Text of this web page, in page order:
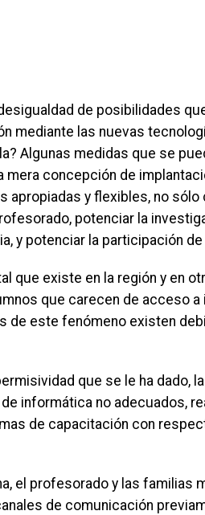
de posibilidades
mediante las nuevas
Algunas medidas que se
concepción de
y flexibles, no sólo
potenciar la
y potenciar la participación
que existe en la región y en
que carecen de acceso
de este fenómeno existen
que se le ha dado,
informática no adecuados,
de capacitación con
el profesorado y las familias
de comunicación